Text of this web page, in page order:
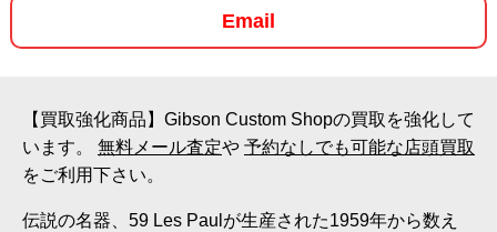
Email
【買取強化商品】Gibson Custom Shopの買取を強化して
います。 無料メール査定や 予約なしでも可能な店頭買取
をご利用下さい。
伝説の名器、59 Les Paulが生産された1959年から数え